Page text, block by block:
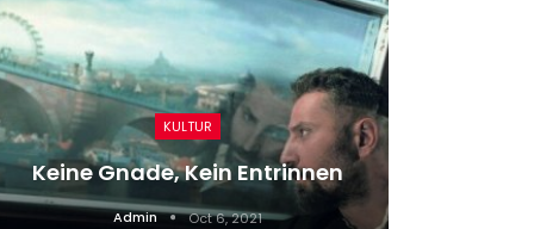
KULTUR
Keine Gnade, Kein Entrinnen
Admin Oct 6, 2021